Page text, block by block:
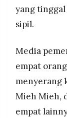
©
PT.
PRAMUDITA
©
Resolusi.co
2026
Hizbullah.
dengan
yang
sipil.
Media
empat
menyerang
Mieh Mieh,
empat